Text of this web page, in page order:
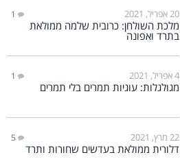
20 אפריל, 2021 1
מלכת השולחן: כרובית שלמה ממולאת
בתרד ואפונה
4 אפריל, 2021 1
מגולגלות: עוגיות תמרים בלי תמרים
22 מרץ, 2021 5
דלורית ממולאת בעדשים שחורות ותרד